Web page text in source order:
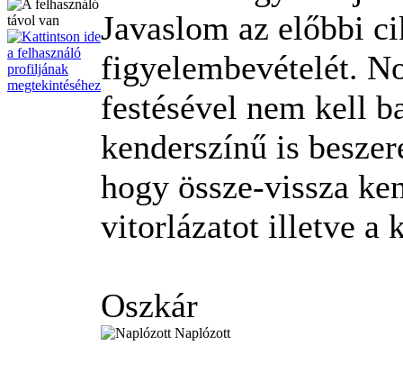
Javaslom az előbbi
figyelembevételét.
festésével nem kell
kenderszínű is
hogy össze-vissza
vitorlázatot illetve a
Oszkár
Naplózott